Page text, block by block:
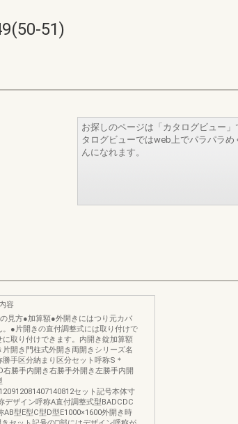
51)
お探しのページは「カタログビュー
タログビューではweb上でパラパラ
んになれます。
容
見方●加算額●外開きにはつり元カバ
。●片開きの直付調整式には取り付けで
取り付けできます。内開き錠加算額
開き門柱式外開き両開きシリーズ名
手区分納まり区分セット呼称S＊
右勝手内開き右勝手外開き左勝手内開
セット記号本体寸
ザイン呼称A直付調整式型BADCDC
AB型E型C型D型E1000×1600外開き時